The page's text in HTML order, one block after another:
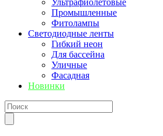
Ультрафиолетовые
Промышленные
Фитолампы
Светодиодные ленты
Гибкий неон
Для бассейна
Уличные
Фасадная
Новинки